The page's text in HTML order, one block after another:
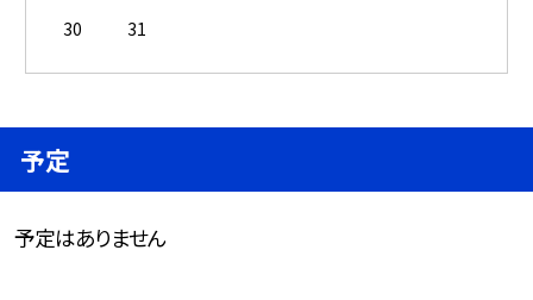
30
31
予定
予定はありません